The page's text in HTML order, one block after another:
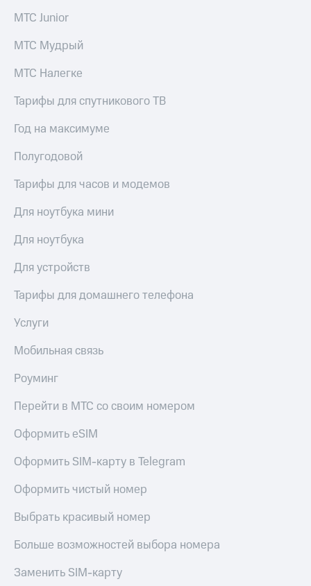
КИОН
Строки
Live
Гудок
Мой
МТС
Все
приложения
Финансы
доход
полисов
МТС
Накопления
Откладывайте
деньги
и получайте
доход 15%
Платежи
Скидка 30%
на связь
МТС
Накопления
Откладывайте
и получайте
доход 15%
Акции
пополнения
Скидка
на связь
РИИЛ
с карты
товаров
Скидки
на смартфоны
при
со связью
МТС Junior
МТС Мудрый
МТС Налегке
Тарифы для спутникового ТВ
Год на максимуме
Полугодовой
Тарифы для часов и модемов
Для ноутбука мини
Для ноутбука
Для устройств
Тарифы для домашнего телефона
Услуги
Мобильная связь
Роуминг
Перейти в МТС со своим номером
Оформить eSIM
Оформить SIM-карту в Telegram
Оформить чистый номер
Выбрать красивый номер
Больше возможностей выбора номера
Заменить SIM-карту